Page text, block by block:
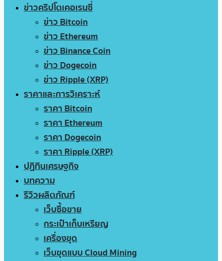
ข่าวคริปโตเคอเรนซี่
ข่าว Bitcoin
ข่าว Ethereum
ข่าว Binance Coin
ข่าว Dogecoin
ข่าว Ripple (XRP)
ราคาและการวิเคราะห์
ราคา Bitcoin
ราคา Ethereum
ราคา Dogecoin
ราคา Ripple (XRP)
ปฏิทินเศรษฐกิจ
บทความ
รีวิวผลิตภัณฑ์
เว็บซื้อขาย
กระเป๋าเก็บเหรียญ
เครื่องขุด
เว็บขุดแบบ Cloud Mining